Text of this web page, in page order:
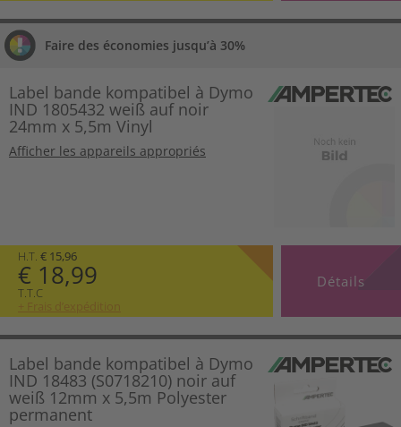
Faire des économies jusqu’à 30%
Label bande kompatibel à Dymo
IND 1805432 weiß auf noir
24mm x 5,5m Vinyl
Afficher les appareils appropriés
H.T. € 15,96
€ 18,99
T.T.C
+ Frais d’expédition
Détails
Label bande kompatibel à Dymo
IND 18483 (S0718210) noir auf
weiß 12mm x 5,5m Polyester
permanent